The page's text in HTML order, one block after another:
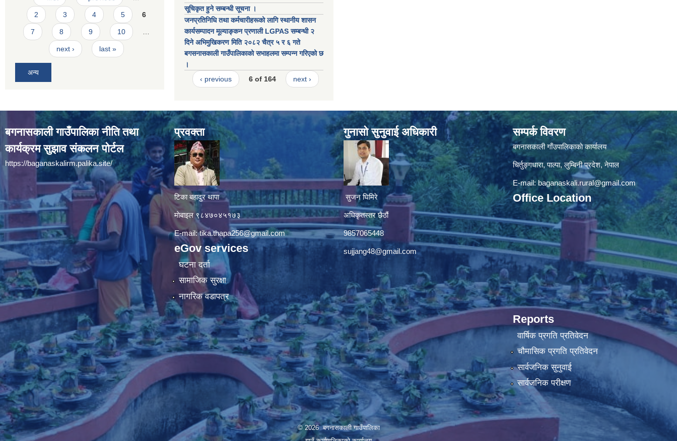
2 3 4 5 6
7 8 9 10
next › last »
अन्य
सूचिकृत हुने सम्बन्धी सूचना ।
जनप्रतिनिधि तथा कर्मचारीहरूको लागि स्थानीय शासन
कार्यसम्पादन मूल्याङ्कन प्रणाली LGPAS सम्बन्धी २
दिने अभिमुखिकरण मिति २०८२ चैत्र ५ र ६ गते
बगसनासकाली गाउँपालिकाको सभाहलमा सम्पन्न गरिएको छ
।
‹ previous
6 of 164 next ›
बगनासकाली गाउँपालिका नीति तथा
कार्यक्रम सुझाव संकलन पोर्टल
https://baganaskalirm.palika.site/
प्रवक्ता
टिका बहादुर थापा
माे‍बाइल ९८४७०४५१७३
E-mail:tika.thapa256@gmail.com
eGov services
घटना दर्ता
सामाजिक सुरक्षा
नागरिक वडापत्र
गुनासाे सुनुवाई अधिकारी
सुजन घिमिरे
अधिकृतस्तर छैठौं‌
9857065448
sujjang48@gmail.com
सम्पर्क विवरण
बगनासकाली गाँउपालिकाकाे कार्यालय
चिर्तुङ्गधारा, पाल्पा, लुम्बिनी प्रदेश, नेपाल
E-mail:baganaskali.rural@gmail.com
Office Location
Reports
वार्षिक प्रगति प्रतिवेदन
चौमासिक प्रगति प्रतिवेदन
सार्वजनिक सुनुवाई
सार्वजनिक परीक्षण
© 2026 बगनासकाली गाउँपालिका